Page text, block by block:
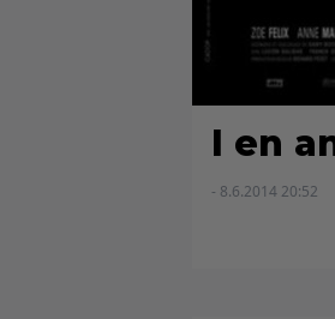
I en
- 8.6.2014 20:52